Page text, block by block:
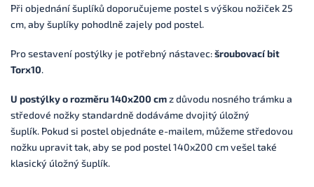
Při objednání šuplíků doporučujeme postel s výškou nožiček 25
cm, aby šuplíky pohodlně zajely pod postel.
Pro sestavení postýlky je potřebný nástavec:šroubovací bit
Torx10.
U postýlky o rozměru 140x200 cmz důvodu nosného trámku a
středové nožky standardně dodáváme dvojitý úložný
šuplík. Pokud si postel objednáte e-mailem, můžeme středovou
nožku upravit tak, aby se pod postel 140x200 cm vešel také
klasický úložný šuplík.